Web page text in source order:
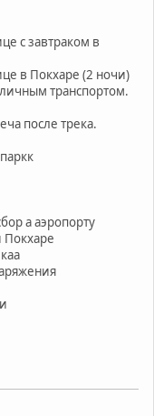
с завтраком в
в Покхаре (2 ночи)
транспортом.
после трека.
а аэропорту
Покхаре